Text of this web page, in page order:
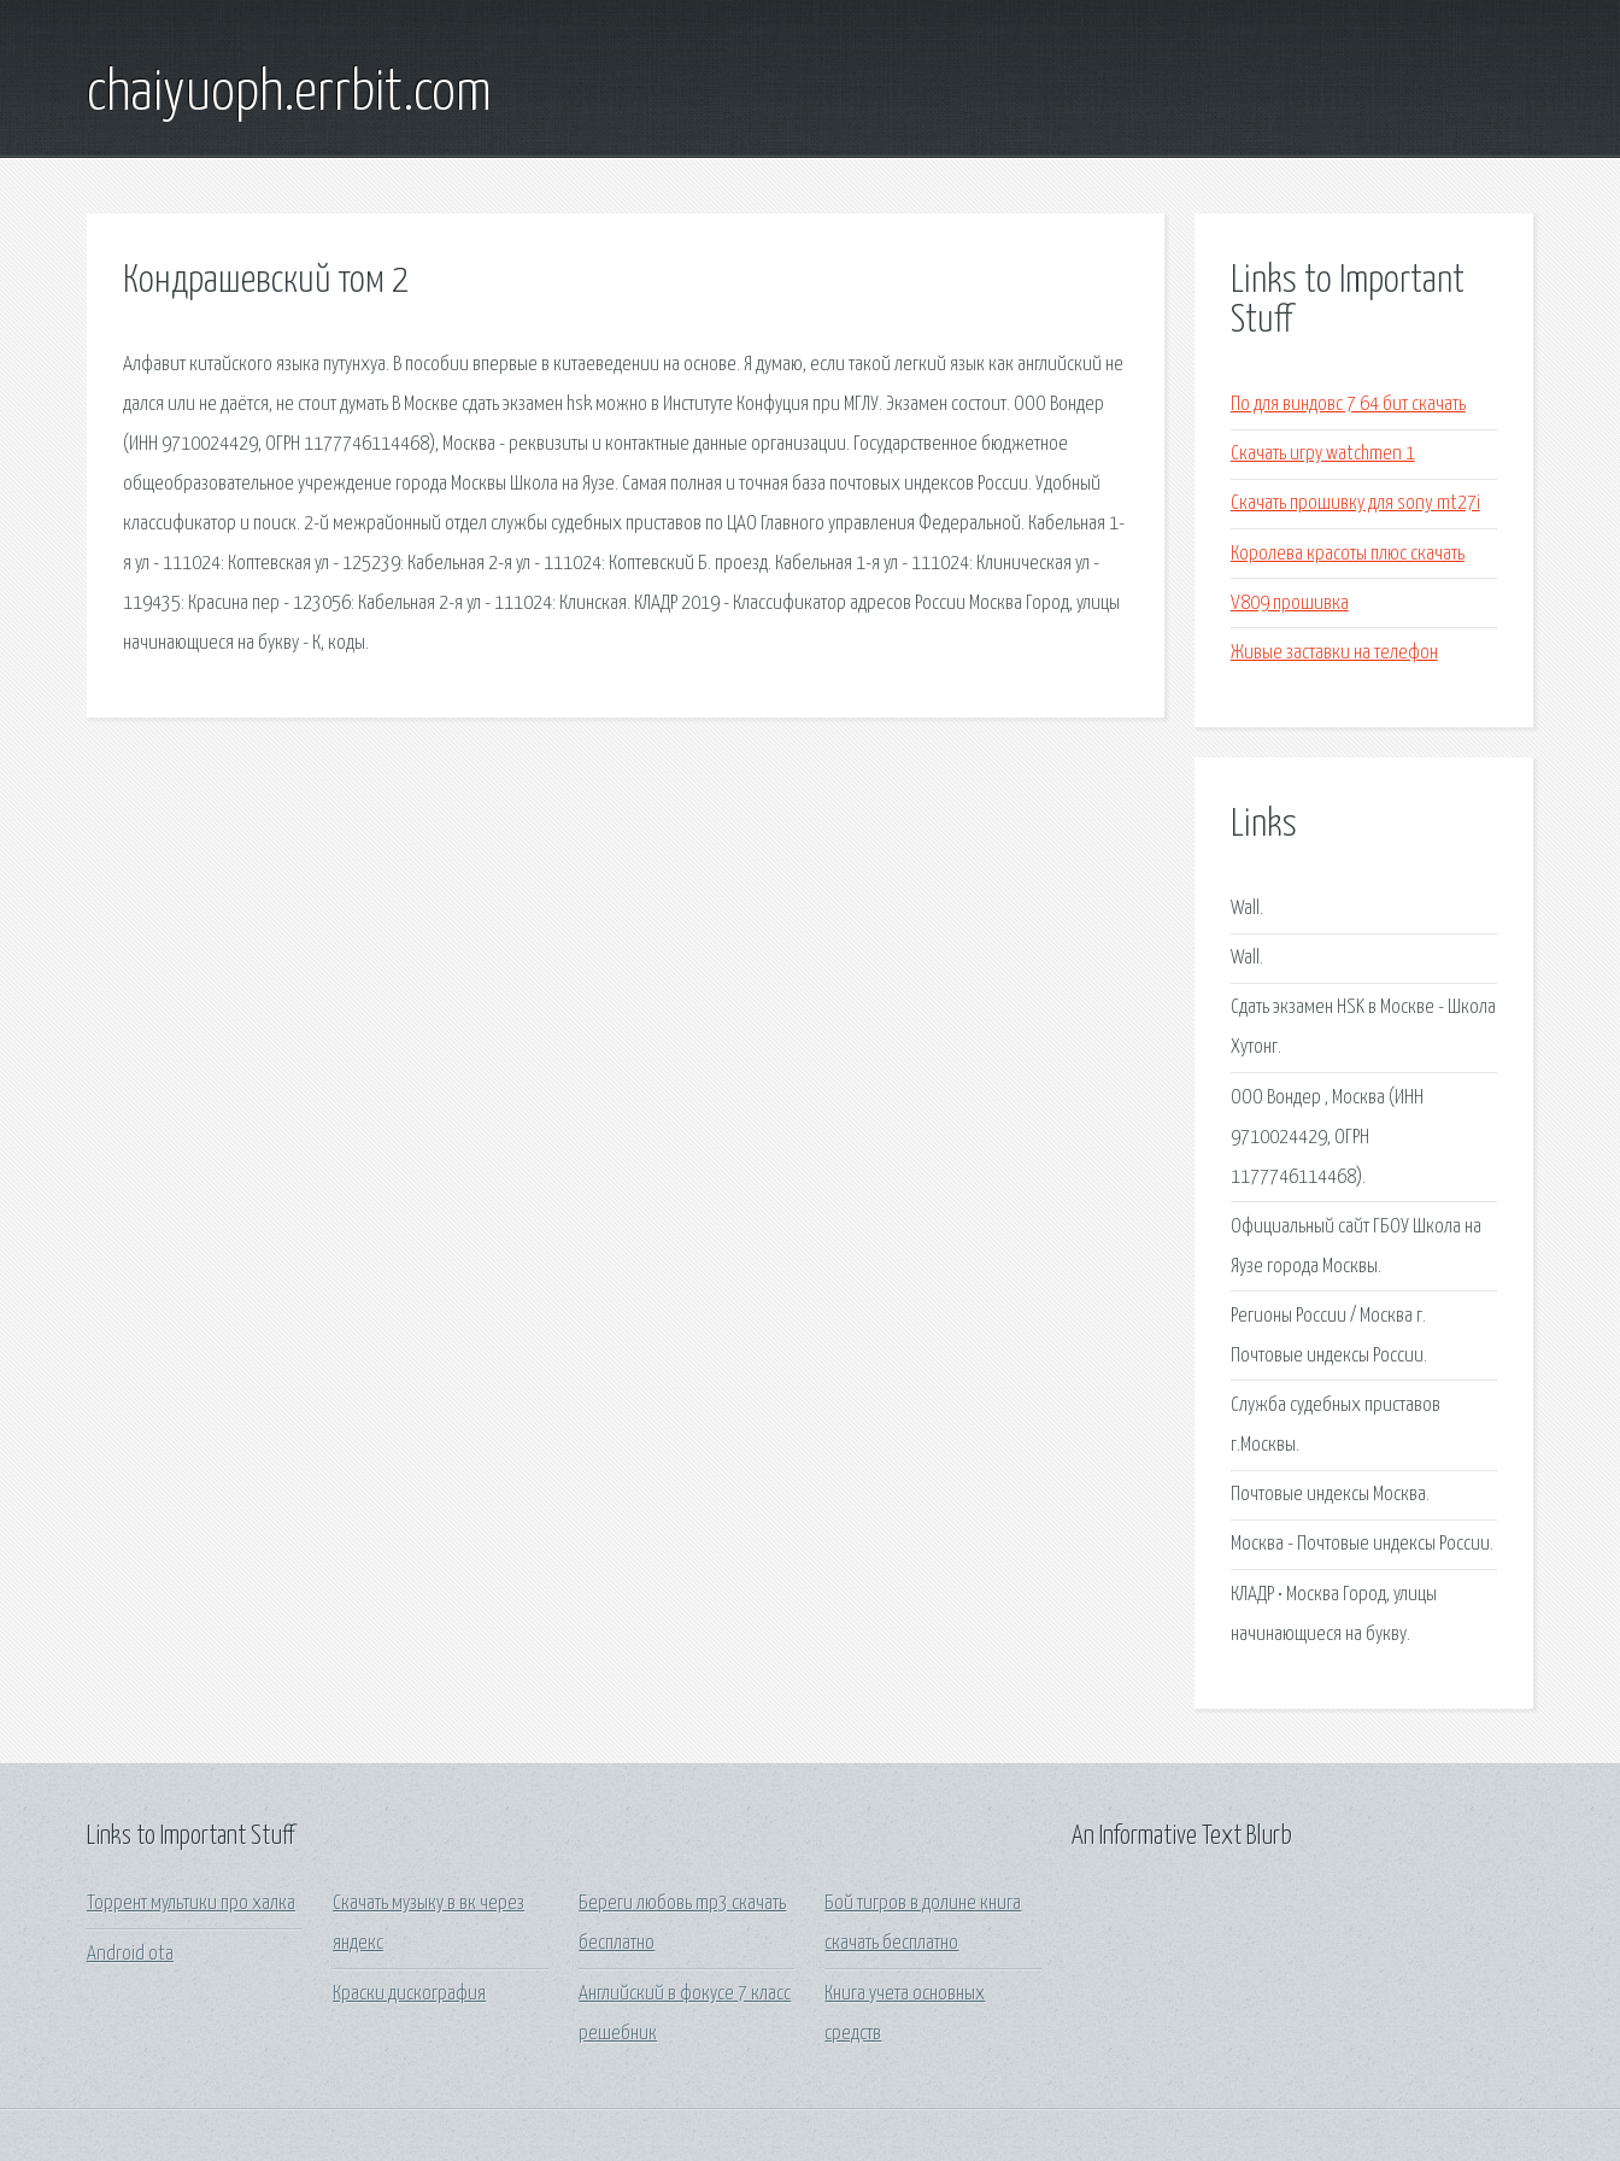
chaiyuoph.errbit.com
Кондрашевский том 2
Алфавит китайского языка путунхуа. В пособии впервые в китаеведении на основе. Я думаю, если такой легкий язык как английский не
дался или не даётся, не стоит думать В Москве сдать экзамен hsk можно в Институте Конфуция при МГЛУ. Экзамен состоит. ООО Вондер
(ИНН 9710024429, ОГРН 1177746114468), Москва - реквизиты и контактные данные организации. Государственное бюджетное
общеобразовательное учреждение города Москвы Школа на Яузе. Самая полная и точная база почтовых индексов России. Удобный
классификатор и поиск. 2-й межрайонный отдел службы судебных приставов по ЦАО Главного управления Федеральной. Кабельная 1-
я ул - 111024: Коптевская ул - 125239: Кабельная 2-я ул - 111024: Коптевский Б. проезд. Кабельная 1-я ул - 111024: Клиническая ул -
119435: Красина пер - 123056: Кабельная 2-я ул - 111024: Клинская. КЛАДР 2019 - Классификатор адресов России Москва Город, улицы
начинающиеся на букву - К, коды.
Links to Important
Stuff
По для виндовс 7 64 бит скачать
Скачать игру watchmen 1
Скачать прошивку для sony mt27i
Королева красоты плюс скачать
V809 прошивка
Живые заставки на телефон
Links
Wall.
Wall.
Сдать экзамен HSK в Москве - Школа
Хутонг.
ООО Вондер , Москва (ИНН
9710024429, ОГРН
1177746114468).
Официальный сайт ГБОУ Школа на
Яузе города Москвы.
Регионы России / Москва г.
Почтовые индексы России.
Служба судебных приставов
г.Москвы.
Почтовые индексы Москва.
Москва - Почтовые индексы России.
КЛАДР • Москва Город, улицы
начинающиеся на букву.
Links to Important Stuff
Торрент мультики про халка
Android ota
Скачать музыку в вк через
яндекс
Краски дискография
Береги любовь mp3 скачать
бесплатно
Английский в фокусе 7 класс
решебник
Бой тигров в долине книга
скачать бесплатно
Книга учета основных
средств
An Informative Text Blurb